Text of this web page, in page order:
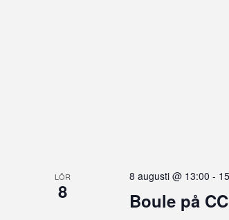
LÖR
8 Boule på
8 augusti @ 13:00 -